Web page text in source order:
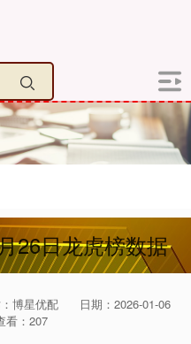
26日龙虎榜数据
博星优配
日期：2026-01-06
看：207